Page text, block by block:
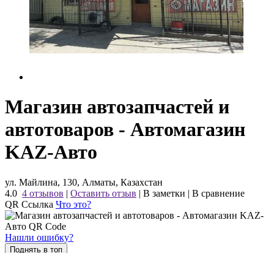
Магазин автозапчастей и
автотоваров - Автомагазин
KAZ-Авто
ул. Майлина, 130, Алматы, Казахстан
4.0 4 отзывов | Оставить отзыв | В заметки | В сравнение
QR Ссылка Что это?
Нашли ошибку?
Поднять в топ